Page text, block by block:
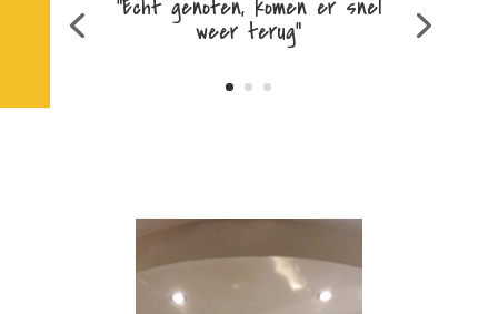
"Echt genoten, komen er snel
weer terug"